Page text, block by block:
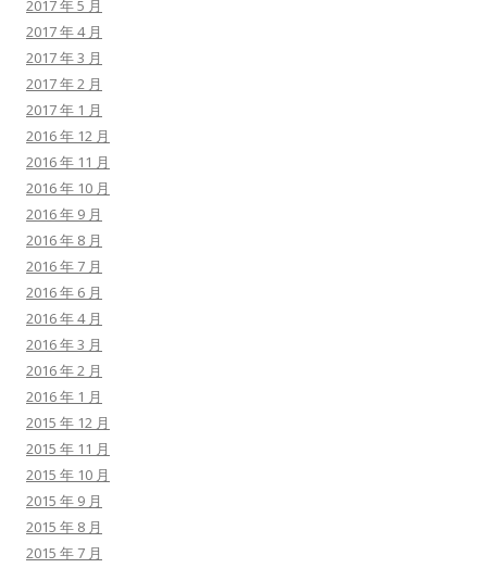
2017 年 5 月
2017 年 4 月
2017 年 3 月
2017 年 2 月
2017 年 1 月
2016 年 12 月
2016 年 11 月
2016 年 10 月
2016 年 9 月
2016 年 8 月
2016 年 7 月
2016 年 6 月
2016 年 4 月
2016 年 3 月
2016 年 2 月
2016 年 1 月
2015 年 12 月
2015 年 11 月
2015 年 10 月
2015 年 9 月
2015 年 8 月
2015 年 7 月